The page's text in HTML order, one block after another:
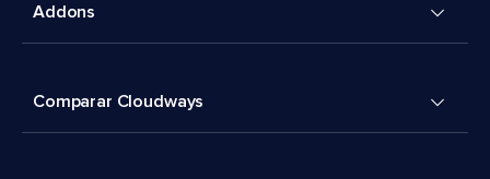
Addons
Comparar Cloudways